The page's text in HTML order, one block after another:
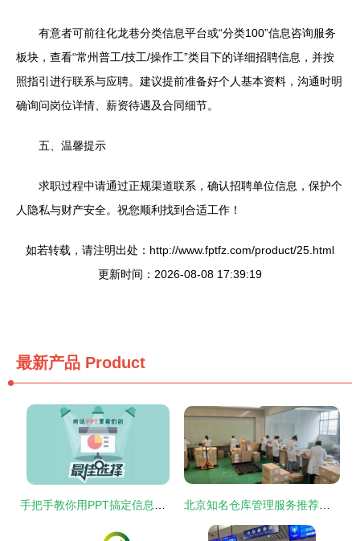
有意者可前往化龙巷分类信息平台或“分类100”信息咨询服务
板块，查看“常州普工/技工/操作工”类目下的详细招聘信息，并按
照指引进行联系与应聘。建议提前准备好个人基本资料，沟通时明
确询问岗位详情、薪资待遇及合同细节。
五、温馨提示
求职过程中请通过正规渠道联系，确认招聘单位信息，保护个
人隐私与财产安全。祝您顺利找到合适工作！
如若转载，请注明出处：http://www.fptfz.com/product/25.html
更新时间：2026-08-08 17:39:19
最新产品 Product